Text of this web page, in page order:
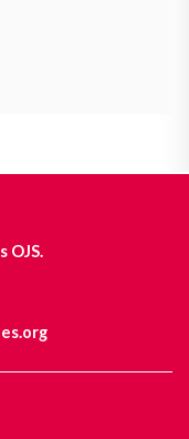
OJS.